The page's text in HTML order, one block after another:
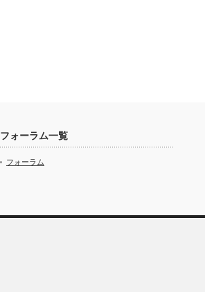
フォーラム一覧
フォーラム